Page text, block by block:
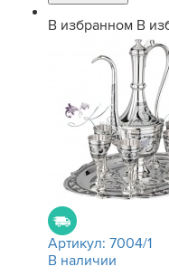
В избранном В
Артикул: 7004/1
В наличии